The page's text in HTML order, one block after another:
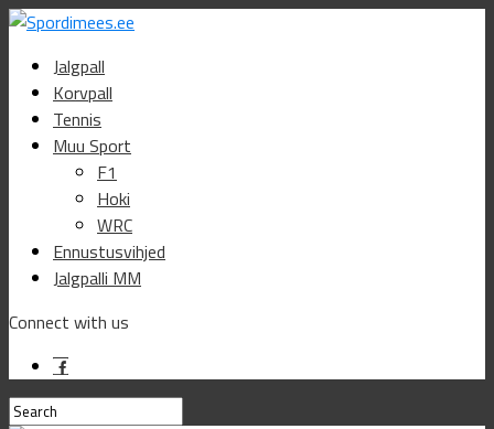
Jalgpall
Korvpall
Tennis
Muu Sport
F1
Hoki
WRC
Ennustusvihjed
Jalgpalli MM
Connect with us